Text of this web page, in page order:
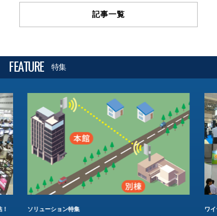
記事一覧
FEATURE 特集
ソリューション特集 ワ